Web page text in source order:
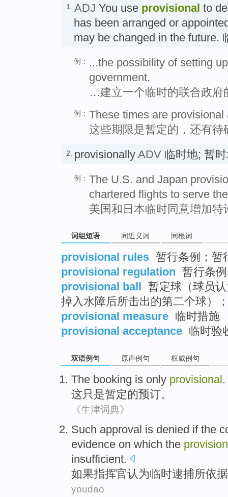
1. ADJ You use provisional to
has been arranged or
may be changed in the future.
例：
...the possibility of setting
government.
…建立一个临时的联合政府
例： These times are
这些期限是暂定的，还有待
2. provisionally ADV 临时地; 暂
例： The U.S. and Japan
chartered flights to serve
美国和日本临时同意增加
词组短语 同近义词 同根词
provisional rules 暂行条例；暂
provisional regulation 暂行条例
provisional ball
暂定球（球员
掉入水障后所击出的第二个球）
provisional measure 临时措施
provisional acceptance 临时验
双语例句 原声例句 权威例句
The booking is only provisional.
这只是暂定的预订。
《牛津词典》
Such approval is denied if the
evidence on which the
insufficient.
如果指挥官认为临时逮捕所依据
youdao